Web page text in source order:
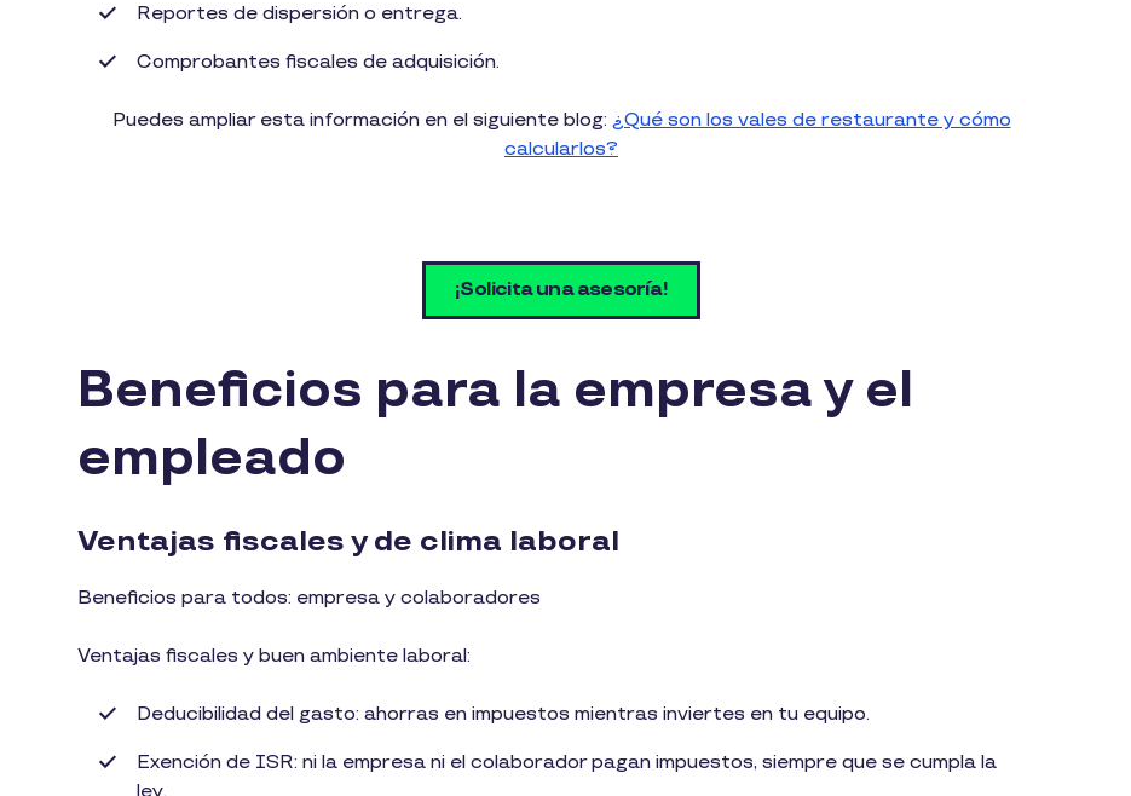
Reportes de dispersión o entrega.
Comprobantes fiscales de adquisición.
Puedes ampliar esta información en el siguiente blog: ¿Qué son los vales de restaurante y cómo
calcularlos?
¡Solicita una asesoría!
Beneficios para la empresa y el
empleado
Ventajas fiscales y de clima laboral
Beneficios para todos: empresa y colaboradores
Ventajas fiscales y buen ambiente laboral:
Deducibilidad del gasto: ahorras en impuestos mientras inviertes en tu equipo.
Exención de ISR: ni la empresa ni el colaborador pagan impuestos, siempre que se cumpla la